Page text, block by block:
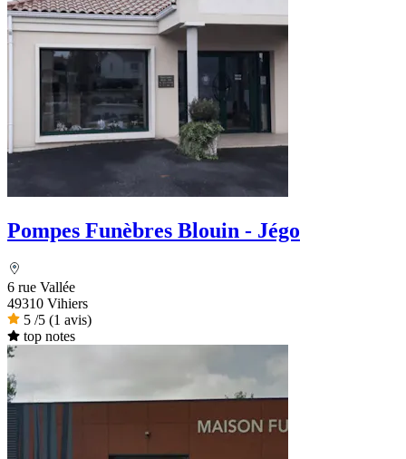
Pompes Funèbres Blouin - Jégo
6 rue Vallée
49310 Vihiers
5 /5 (1 avis)
top notes